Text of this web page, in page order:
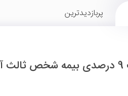
پربازدیدترین